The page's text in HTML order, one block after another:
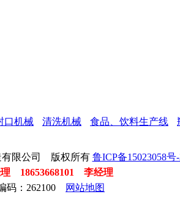
口机械 清洗机械 食品、饮料生产线
有限公司 版权所有 鲁ICP备15023058号
理 18653668101 李经理
码：262100
网站地图